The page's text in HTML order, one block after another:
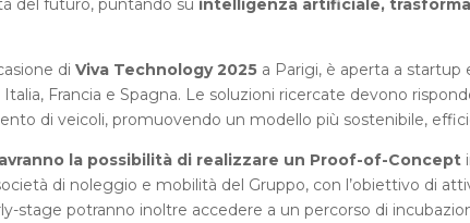
del futuro, puntando su intelligenza artificiale,
diViva Technology 2025 a Parigi, è aperta a
Francia e Spagna. Le soluzioni ricercate devono
di veicoli, promuovendo un modello più sostenibile,
la possibilità di realizzare un Proof-of-Concept
di noleggio e mobilità del Gruppo, con l’obiettivo di
stage potranno inoltre accedere a un percorso di